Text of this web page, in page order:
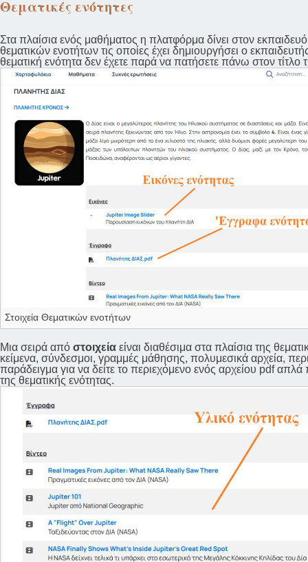
Θεματικές ενότητες
Στα πλαίσια ενός μαθήματος η πλατφόρμα δίνει στον
θεματικών ενοτήτων τις οποίες έχει δημιουργήσει ο
θεματική ενότητα δεν έχετε παρά να πατήσετε πάνω στον τίτλο
Στοιχεία Θεματικών ενοτήτων
Μια σειρά από στοιχεία είναι διαθέσιμα στα πλαίσια της
κείμενα, σύνδεσμοι, γραμμές μάθησης, πολυμεσικά αρχεία,
παράδειγμα για να δείτε το περιεχόμενο ενός αρχείου pdf απλά
της θεματικής ενότητας.